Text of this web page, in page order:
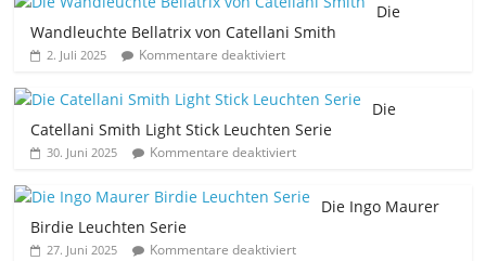
Die
Wandleuchte Bellatrix von Catellani Smith
2. Juli 2025 Kommentare deaktiviert
Die
Catellani Smith Light Stick Leuchten Serie
30. Juni 2025 Kommentare deaktiviert
Die Ingo Maurer
Birdie Leuchten Serie
27. Juni 2025 Kommentare deaktiviert